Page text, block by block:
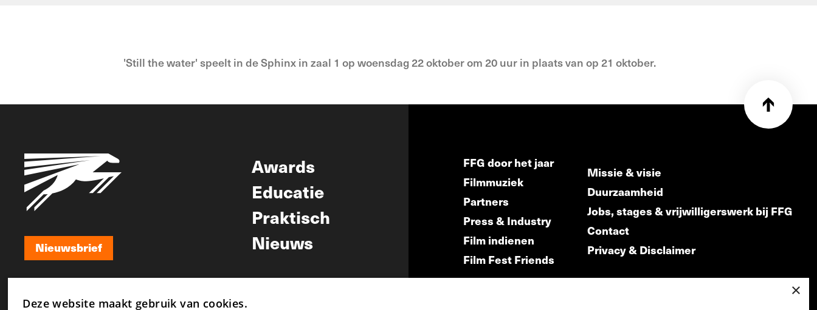
'Still the water' speelt in de Sphinx in zaal 1 op woensdag 22 oktober om 20 uur in plaats van op 21 oktober.
Nieuwsbrief
Awards
Educatie
Praktisch
Nieuws
FFG door het jaar
Filmmuziek
Partners
Press & Industry
Film indienen
Film Fest Friends
Missie & visie
Duurzaamheid
Jobs, stages & vrijwilligerswerk bij FFG
Contact
Privacy & Disclaimer
×
Deze website maakt gebruik van cookies.